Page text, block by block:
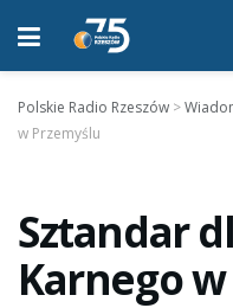
Polskie Radio Rzeszów >
w Przemyślu
Sztandar
Karnego